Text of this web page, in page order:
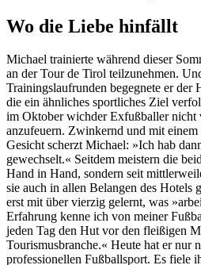
Wo die Liebe hinfällt
Michael trainierte während dieser
an der Tour de Tirol teilzunehmen.
Trainingslaufrunden begegnete er
die ein ähnliches sportliches Ziel
im Oktober wichder Exfußballer nicht
anzufeuern. Zwinkernd und mit
Gesicht scherzt Michael: »Ich hab
gewechselt.« Seitdem meistern die
Hand in Hand, sondern seit
sie auch in allen Belangen des Hotels
erst mit über vierzig gelernt, was
Erfahrung kenne ich von meiner
jeden Tag den Hut vor den fleißigen
Tourismusbranche.« Heute hat er nur
professionellen Fußballsport. Es fiele